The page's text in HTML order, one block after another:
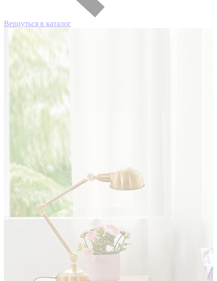
Вернуться в каталог